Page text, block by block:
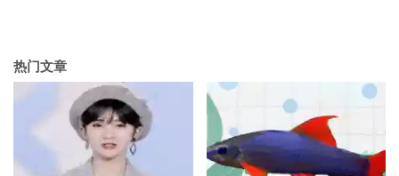
热门文章